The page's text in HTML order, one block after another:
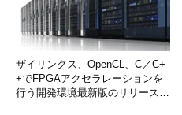
ザイリンクス、OpenCL、C／C+
+でFPGAアクセラレーションを
行う開発環境最新版のリリースを